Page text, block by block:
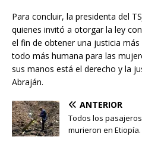
Para concluir, la presidenta del
quienes invitó a otorgar la ley
el fin de obtener una justicia
todo más humana para las
sus manos está el derecho y la
Abraján.
ANTERIOR
Todos los
murieron en Etiopía.